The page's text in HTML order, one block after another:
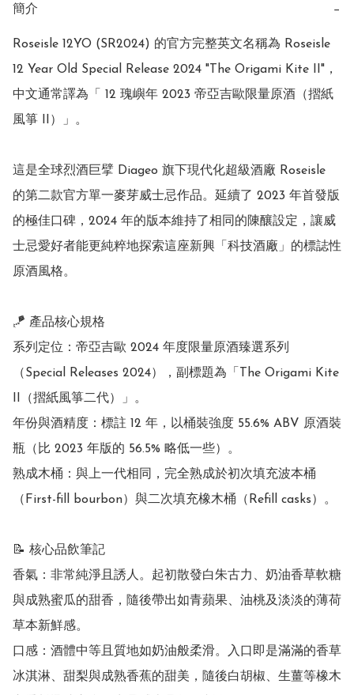
簡介 −
Roseisle 12YO (SR2024) 的官方完整英文名稱為 Roseisle
12 Year Old Special Release 2024 "The Origami Kite II"，
中文通常譯為「 12 瑰嶼年 2023 帝亞吉歐限量原酒（摺紙
風箏 II）」。
這是全球烈酒巨擘 Diageo 旗下現代化超級酒廠 Roseisle
的第二款官方單一麥芽威士忌作品。延續了 2023 年首發版
的極佳口碑，2024 年的版本維持了相同的陳釀設定，讓威
士忌愛好者能更純粹地探索這座新興「科技酒廠」的標誌性
原酒風格。
🪁 產品核心規格
系列定位：帝亞吉歐 2024 年度限量原酒臻選系列
（Special Releases 2024），副標題為「The Origami Kite
II（摺紙風箏二代）」。
年份與酒精度：標註 12 年，以桶裝強度 55.6% ABV 原酒裝
瓶（比 2023 年版的 56.5% 略低一些）。
熟成木桶：與上一代相同，完全熟成於初次填充波本桶
（First-fill bourbon）與二次填充橡木桶（Refill casks）。
📝 核心品飲筆記
香氣：非常純淨且誘人。起初散發白朱古力、奶油香草軟糖
與成熟蜜瓜的甜香，隨後帶出如青蘋果、油桃及淡淡的薄荷
草本新鮮感。
口感：酒體中等且質地如奶油般柔滑。入口即是滿滿的香草
冰淇淋、甜梨與成熟香蕉的甜美，隨後白胡椒、生薑等橡木